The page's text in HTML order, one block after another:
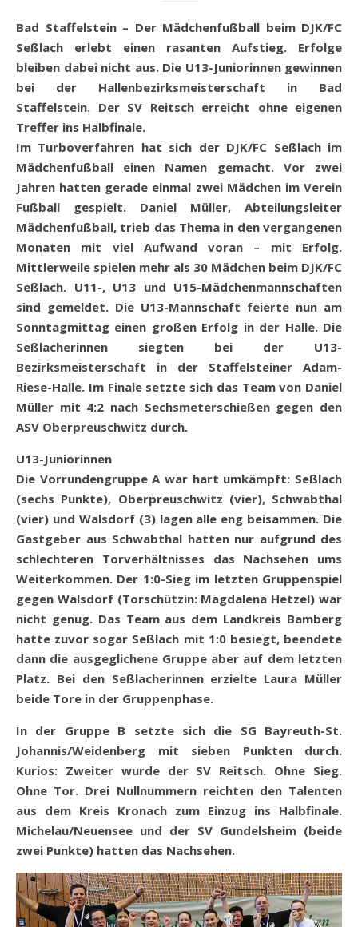
Bad Staffelstein – Der Mädchenfußball beim DJK/FC
Seßlach erlebt einen rasanten Aufstieg. Erfolge
bleiben dabei nicht aus. Die U13-Juniorinnen gewinnen
bei der Hallenbezirksmeisterschaft in Bad
Staffelstein. Der SV Reitsch erreicht ohne eigenen
Treffer ins Halbfinale.
Im Turboverfahren hat sich der DJK/FC Seßlach im
Mädchenfußball einen Namen gemacht. Vor zwei
Jahren hatten gerade einmal zwei Mädchen im Verein
Fußball gespielt. Daniel Müller, Abteilungsleiter
Mädchenfußball, trieb das Thema in den vergangenen
Monaten mit viel Aufwand voran – mit Erfolg.
Mittlerweile spielen mehr als 30 Mädchen beim DJK/FC
Seßlach. U11-, U13 und U15-Mädchenmannschaften
sind gemeldet. Die U13-Mannschaft feierte nun am
Sonntagmittag einen großen Erfolg in der Halle. Die
Seßlacherinnen siegten bei der U13-
Bezirksmeisterschaft in der Staffelsteiner Adam-
Riese-Halle. Im Finale setzte sich das Team von Daniel
Müller mit 4:2 nach Sechsmeterschießen gegen den
ASV Oberpreuschwitz durch.
U13-Juniorinnen
Die Vorrundengruppe A war hart umkämpft: Seßlach
(sechs Punkte), Oberpreuschwitz (vier), Schwabthal
(vier) und Walsdorf (3) lagen alle eng beisammen. Die
Gastgeber aus Schwabthal hatten nur aufgrund des
schlechteren Torverhältnisses das Nachsehen ums
Weiterkommen. Der 1:0-Sieg im letzten Gruppenspiel
gegen Walsdorf (Torschützin: Magdalena Hetzel) war
nicht genug. Das Team aus dem Landkreis Bamberg
hatte zuvor sogar Seßlach mit 1:0 besiegt, beendete
dann die ausgeglichene Gruppe aber auf dem letzten
Platz. Bei den Seßlacherinnen erzielte Laura Müller
beide Tore in der Gruppenphase.
In der Gruppe B setzte sich die SG Bayreuth-St.
Johannis/Weidenberg mit sieben Punkten durch.
Kurios: Zweiter wurde der SV Reitsch. Ohne Sieg.
Ohne Tor. Drei Nullnummern reichten den Talenten
aus dem Kreis Kronach zum Einzug ins Halbfinale.
Michelau/Neuensee und der SV Gundelsheim (beide
zwei Punkte) hatten das Nachsehen.